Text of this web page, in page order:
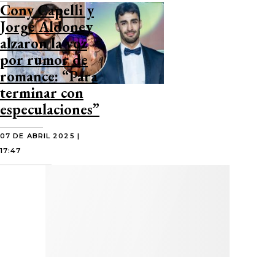
Cony Capelli y
Jorge Aldoney
alzaron la voz
por rumor de
romance: “Para
terminar con
especulaciones”
07 DE ABRIL 2025 |
17:47